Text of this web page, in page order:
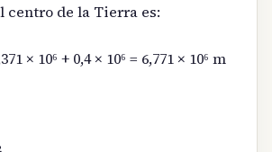
centro de la Tierra es:
× 10⁶ + 0,4 × 10⁶ = 6,771 × 10⁶ m